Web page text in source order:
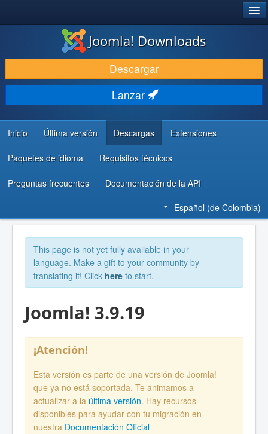
DESCARGAR
DESCUBRE Y APRENDE
COMUNIDAD Y AYUDA
RECURSOS PARA DESARROLLADORES
Joomla! Downloads
Descargar
Lanzar
Inicio Última versión Descargas Extensiones
Paquetes de idioma Requisitos técnicos
Preguntas frecuentes Documentación de la API
Español (de Colombia)
This page is not yet fully available in your
language. Make a gift to your community by
translating it! Click here to start.
Joomla! 3.9.19
¡Atención!
Esta versión es parte de una versión de Joomla!
que ya no está soportada. Te animamos a
actualizar a la última versión. Hay recursos
disponibles para ayudar con tu migración en
nuestra Documentación Oficial